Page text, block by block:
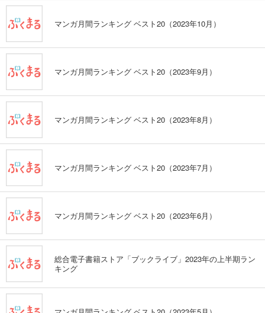
マンガ月間ランキング ベスト20（2023年10月）
マンガ月間ランキング ベスト20（2023年9月）
マンガ月間ランキング ベスト20（2023年8月）
マンガ月間ランキング ベスト20（2023年7月）
マンガ月間ランキング ベスト20（2023年6月）
総合電子書籍ストア「ブックライブ」2023年の上半期ラン
キング